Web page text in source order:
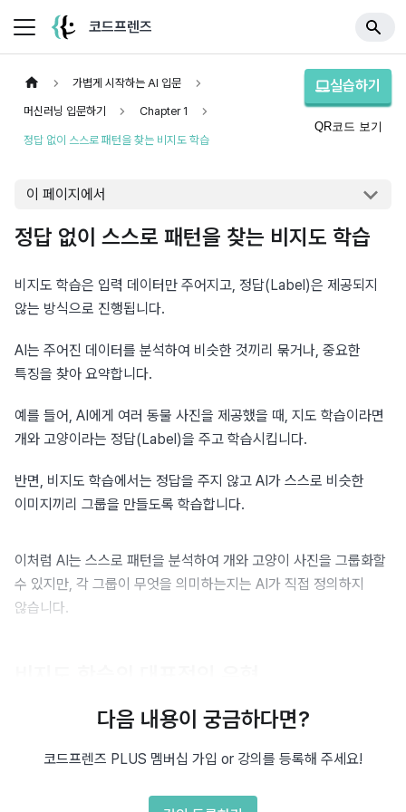
코드프렌즈
가볍게 시작하는 AI 입문
머신러닝 입문하기 Chapter 1
정답 없이 스스로 패턴을 찾는 비지도 학습
실습하기
QR코드 보기
이 페이지에서
정답 없이 스스로 패턴을 찾는 비지도 학습
비지도 학습은 입력 데이터만 주어지고, 정답(Label)은 제공되지
않는 방식으로 진행됩니다.
AI는 주어진 데이터를 분석하여 비슷한 것끼리 묶거나, 중요한
특징을 찾아 요약합니다.
예를 들어, AI에게 여러 동물 사진을 제공했을 때, 지도 학습이라면
개와 고양이라는 정답(Label)을 주고 학습시킵니다.
반면, 비지도 학습에서는 정답을 주지 않고 AI가 스스로 비슷한
이미지끼리 그룹을 만들도록 학습합니다.
입력 (이미지) 정답 없음
🐶 개 사진 1
🐱 고양이 사진 2
이처럼 AI는 스스로 패턴을 분석하여 개와 고양이 사진을 그룹화할
수 있지만, 각 그룹이 무엇을 의미하는지는 AI가 직접 정의하지
않습니다.
비지도 학습은 크게 두 가지 유형으로 나뉩니다.
다음 내용이 궁금하다면?
코드프렌즈 PLUS 멤버십 가입 or 강의를 등록해 주세요!